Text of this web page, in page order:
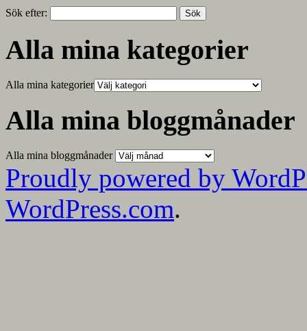
Sök efter:
Alla mina kategorier
Alla mina kategorier
Alla mina bloggmånader
Alla mina bloggmånader
Proudly powered by
WordPress.com.